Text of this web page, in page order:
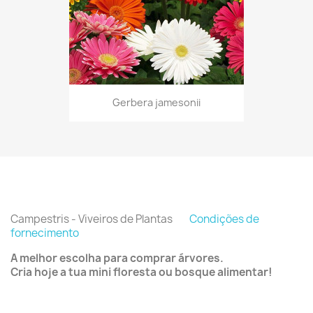
Gerbera jamesonii
Campestris - Viveiros de Plantas Condições de
fornecimento
A melhor escolha para comprar árvores.
Cria hoje a tua mini floresta ou bosque alimentar!